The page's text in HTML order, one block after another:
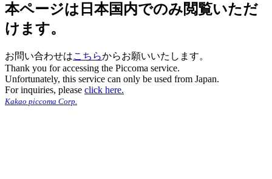
本ページは日本国内でのみ閲覧いただ
けます。
お問い合わせはこちらからお願いいたします。
Thank you for accessing the Piccoma service.
Unfortunately, this service can only be used from Japan.
For inquiries, please click here.
Kakao piccoma Corp.